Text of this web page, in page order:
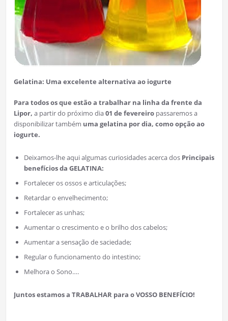
Gelatina: Uma excelente alternativa ao iogurte
Para todosos que estão a trabalhar na linha da frente da
Lipor, a partir do próximo dia01 de fevereiropassaremos a
disponibilizar também uma gelatina por dia, como opção ao
iogurte.​
Deixamos-lhe aqui algumas curiosidades acerca dos Principais
benefícios da GELATINA:
Fortalecer os ossos e articulações;
Retardar o envelhecimento;
Fortalecer as unhas;
Aumentar o crescimento e o brilho dos cabelos;
Aumentar a sensação de saciedade;
Regular o funcionamento do intestino;
Melhora o Sono….
Juntos estamos a TRABALHAR para o VOSSO BENEFÍCIO!